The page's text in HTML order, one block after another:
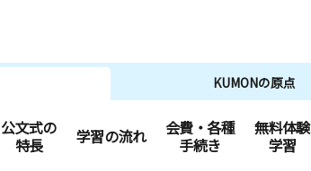
KUMONの原点
公文式の
特長
学習の流れ
会費・各種
手続き
無料体験
学習